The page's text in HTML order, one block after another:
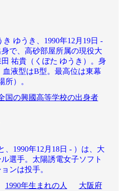
ゆうき、1990年12月19日 -
で、高砂部屋所属の現役大
祐貴（くぼた ゆうき）。身
血液型はB型。最高位は東幕
所）。
国の興國高等学校の出身者
、1990年12月18日 - ）は、大
選手。太陽誘電女子ソフト
ンは投手。
1990年生まれの人
大阪府